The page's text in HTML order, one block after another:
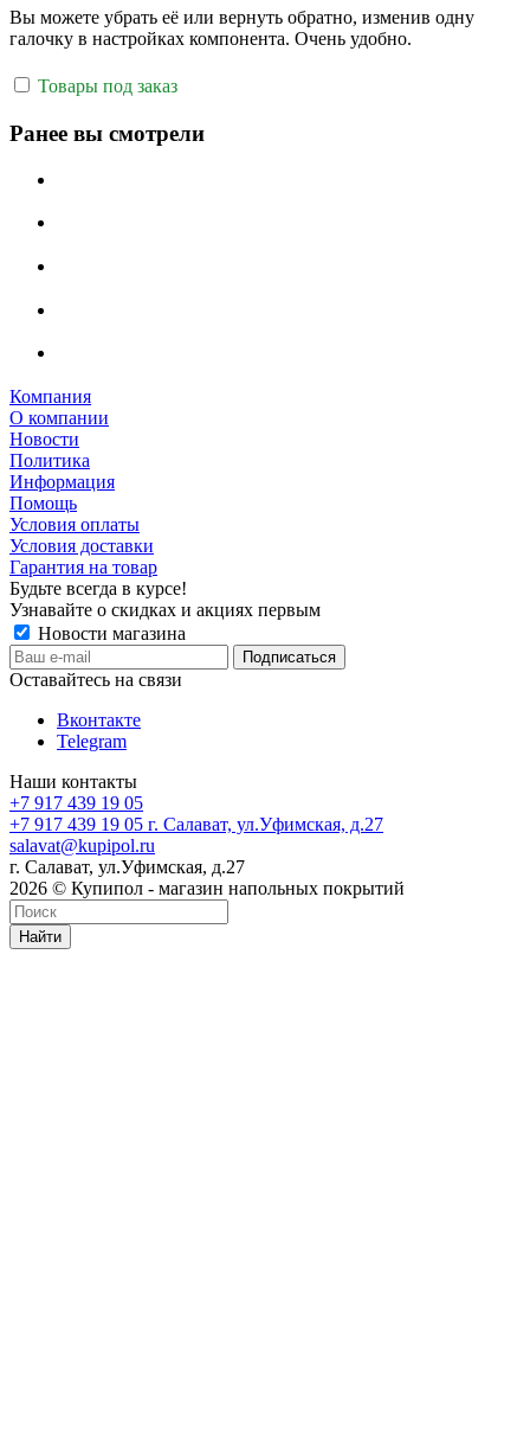
Вы можете убрать её или вернуть обратно, изменив одну
галочку в настройках компонента. Очень удобно.
Товары под заказ
Ранее вы смотрели
Компания
О компании
Новости
Политика
Информация
Помощь
Условия оплаты
Условия доставки
Гарантия на товар
Будьте всегда в курсе!
Узнавайте о скидках и акциях первым
Новости магазина
Оставайтесь на связи
Вконтакте
Telegram
Наши контакты
+7 917 439 19 05
+7 917 439 19 05 г. Салават, ул.Уфимская, д.27
salavat@kupipol.ru
г. Салават, ул.Уфимская, д.27
2026 © Купипол - магазин напольных покрытий
Найти